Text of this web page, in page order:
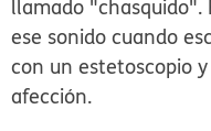
llamado "chasquido".
ese sonido cuando
con un estetoscopio
afección.